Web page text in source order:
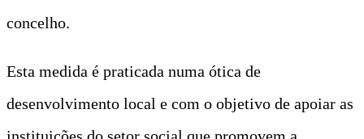
concelho.
Esta medida é praticada numa ótica de
desenvolvimento local e com o objetivo de apoiar as